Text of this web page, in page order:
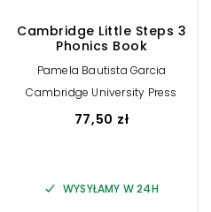
Cambridge Little Steps 3
Phonics Book
Pamela Bautista Garcia
Cambridge University Press
77,50 zł
WYSYŁAMY W 24H